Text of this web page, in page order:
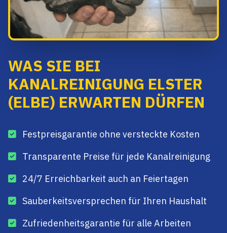
WAS SIE BEI
KANALREINIGUNG ELSTER
(ELBE) ERWARTEN DÜRFEN
Festpreisgarantie ohne versteckte Kosten
Transparente Preise für jede Kanalreinigung
24/7 Erreichbarkeit auch an Feiertagen
Sauberkeitsversprechen für Ihren Haushalt
Zufriedenheitsgarantie für alle Arbeiten